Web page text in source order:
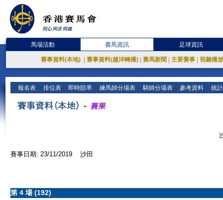
馬場活動 賽馬資訊 足球資訊
賽事資料(本地) 賽事資料(越洋轉播) 賽馬新聞 主要賽事 視聽播
報名表 排位表 即時賠率 練馬師分場表 騎師分場表 參考資料 統
賽事日期: 23/11/2019 沙田
第 4 場 (192)